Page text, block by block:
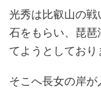
光秀は比叡山の
石をもらい、琵
てようとしており
そこへ長女の岸が